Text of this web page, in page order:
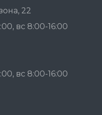
22
вс 8:00-16:00
вс 8:00-16:00